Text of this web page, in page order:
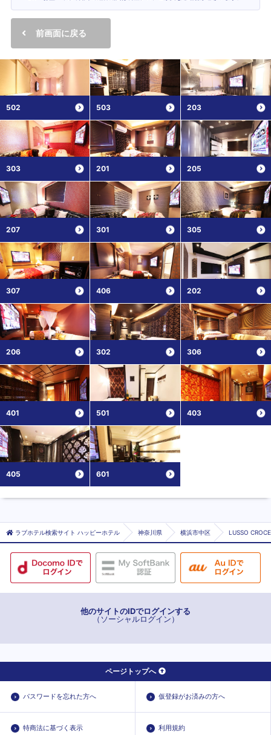
前画面に戻る
502 503 203
303 201 205
207 301 305
307 406 202
206 302 306
401 501 403
405 601
ラブホテル検索サイト ハッピーホテル 神奈川県 横浜市中区 LUSSO
他のサイトのIDでログインする
（ソーシャルログイン）
ページトップへ
パスワードを忘れた方へ 仮登録がお済みの方へ
特商法に基づく表示 利用規約